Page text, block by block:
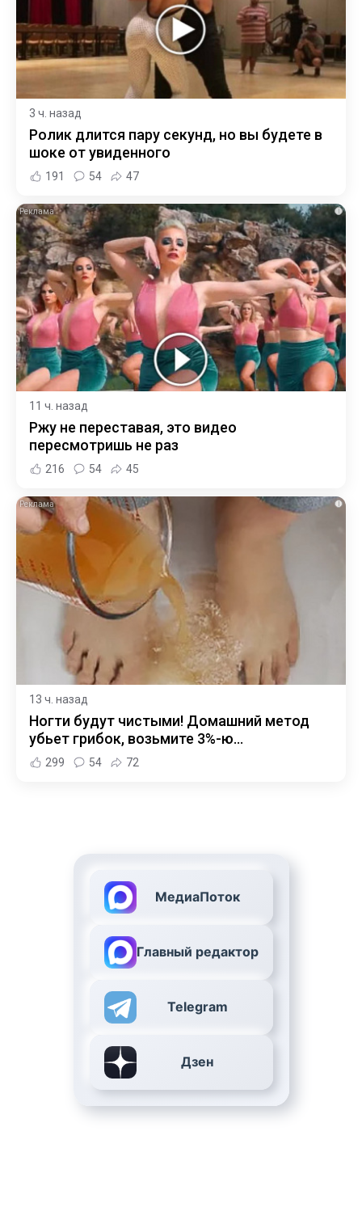
3 ч. назад
Ролик длится пару секунд, но вы будете в
шоке от увиденного
191 54 47
i
11 ч. назад
Ржу не переставая, это видео
пересмотришь не раз
216 54 45
i
13 ч. назад
Ногти будут чистыми! Домашний метод
убьет грибок, возьмите 3%-ю…
299 54 72
МедиаПоток
Главный редактор
Telegram
Дзен